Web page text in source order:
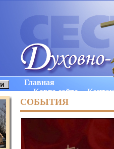
Главная
Карта сайта
СОБЫТИЯ